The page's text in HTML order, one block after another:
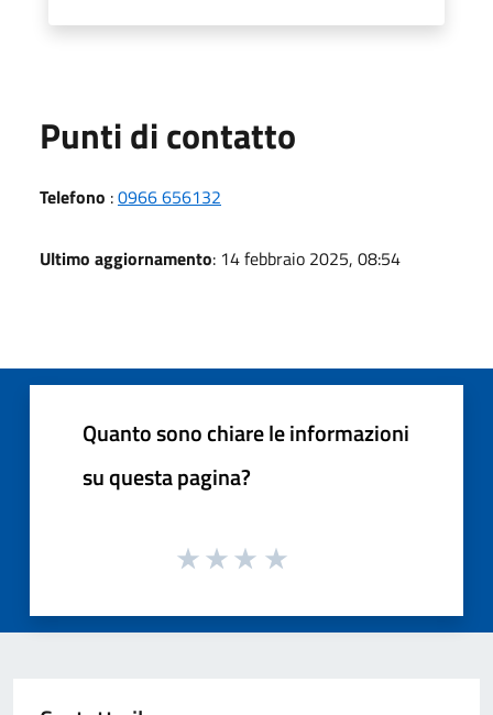
Punti di contatto
Telefono :0966 656132
Ultimo aggiornamento: 14 febbraio 2025, 08:54
Quanto sono chiare le informazioni
su questa pagina?